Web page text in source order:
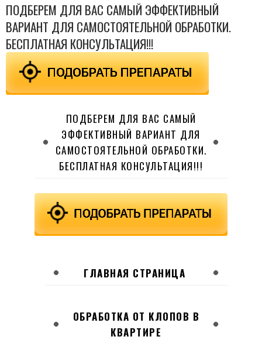
ПОДБЕРЕМ ДЛЯ ВАС САМЫЙ ЭФФЕКТИВНЫЙ
ВАРИАНТ ДЛЯ САМОСТОЯТЕЛЬНОЙ ОБРАБОТКИ.
БЕСПЛАТНАЯ КОНСУЛЬТАЦИЯ!!!
ПОДБЕРЕМ ДЛЯ ВАС САМЫЙ
ЭФФЕКТИВНЫЙ ВАРИАНТ ДЛЯ
САМОСТОЯТЕЛЬНОЙ ОБРАБОТКИ.
БЕСПЛАТНАЯ КОНСУЛЬТАЦИЯ!!!
ГЛАВНАЯ СТРАНИЦА
ОБРАБОТКА ОТ КЛОПОВ В
КВАРТИРЕ